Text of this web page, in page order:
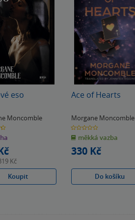
eso
Moncomble
Kč
Koupit
Ace of Hearts
Morgane Moncomble
0.0
z
5
hvězdiček
měkká vazba
330 Kč
Do košíku